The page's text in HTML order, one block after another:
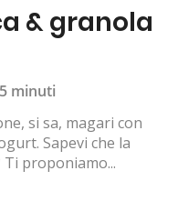
& granola
minuti
si sa, magari con
Sapevi che la
proponiamo...